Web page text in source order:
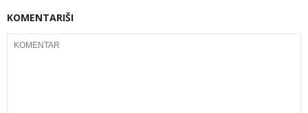
KOMENTARIŠI